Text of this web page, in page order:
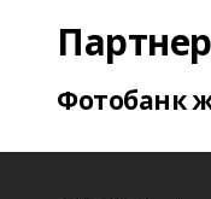
Фотобанк